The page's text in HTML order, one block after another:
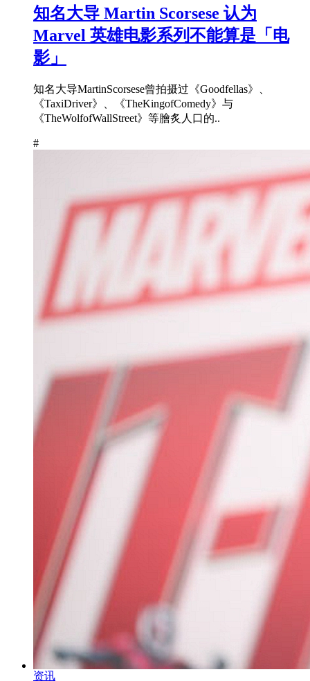
知名大导 Martin Scorsese 认为
Marvel 英雄电影系列不能算是「电
影」
知名大导MartinScorsese曾拍摄过《Goodfellas》、
《TaxiDriver》、《TheKingofComedy》与
《TheWolfofWallStreet》等膾炙人口的..
#
资讯